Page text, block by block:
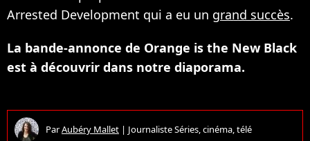
Arrested Development qui a eu un grand succès.
La bande-annonce de Orange is the New Black
est à découvrir dans notre diaporama.
ParAubéry Mallet | Journaliste Séries, cinéma, télé